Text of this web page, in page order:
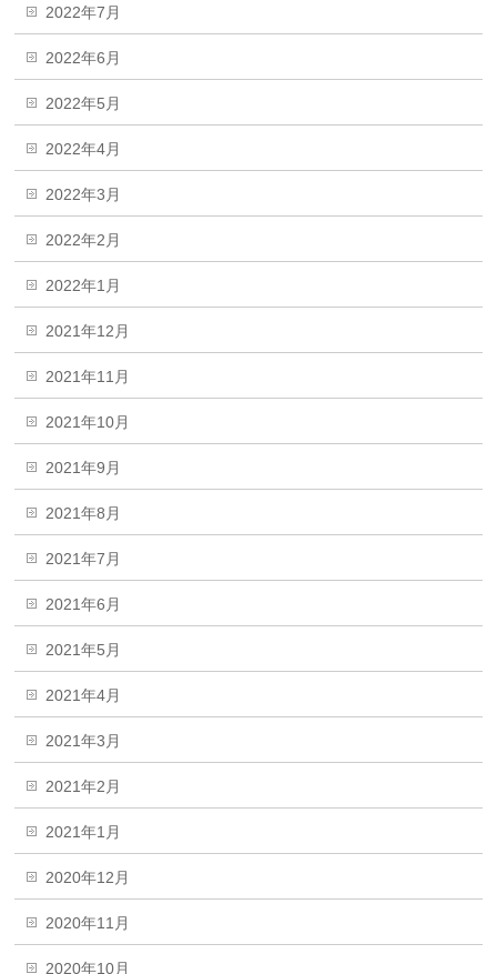
2022年7月
2022年6月
2022年5月
2022年4月
2022年3月
2022年2月
2022年1月
2021年12月
2021年11月
2021年10月
2021年9月
2021年8月
2021年7月
2021年6月
2021年5月
2021年4月
2021年3月
2021年2月
2021年1月
2020年12月
2020年11月
2020年10月